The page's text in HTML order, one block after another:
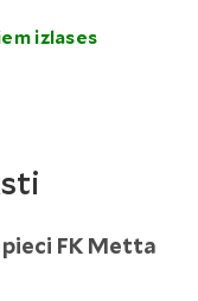
izlases
FK Metta